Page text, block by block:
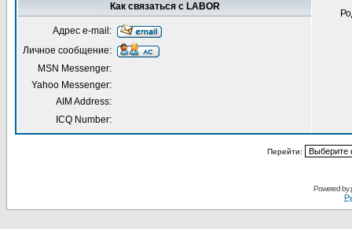
Как связаться с LABOR
Адрес e-mail:
Личное сообщение:
MSN Messenger:
Yahoo Messenger:
AIM Address:
ICQ Number:
Перейти:
Powered by